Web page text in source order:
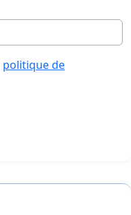
politique de